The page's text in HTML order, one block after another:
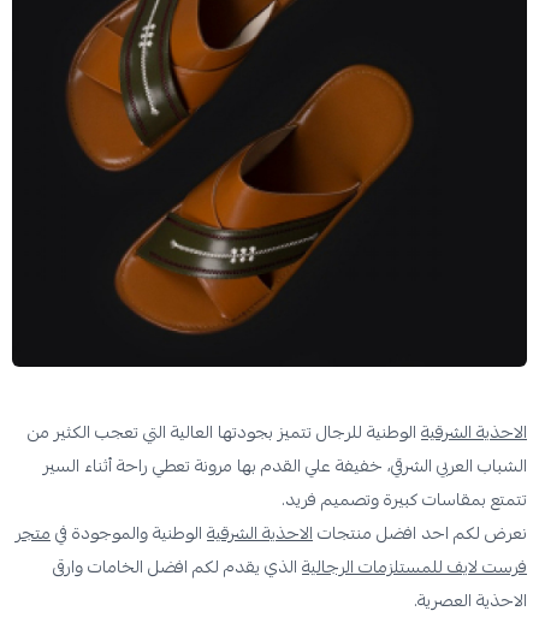
الاحذية الشرقيةالوطنية للرجال تتميز بجودتها العالية التي تعجب الكثير من
الشباب العربي الشرقي، خفيفة علي القدم بها مرونة تعطي راحة أثناء السير
تتمتع بمقاسات كبيرة وتصميم فريد.
نعرض لكم احد افضل منتجاتالاحذية الشرقيةالوطنية والموجودة فيمتجر
فرست لايف للمستلزمات الرجاليةالذي يقدم لكم افضل الخامات وارقى
الاحذية العصرية.